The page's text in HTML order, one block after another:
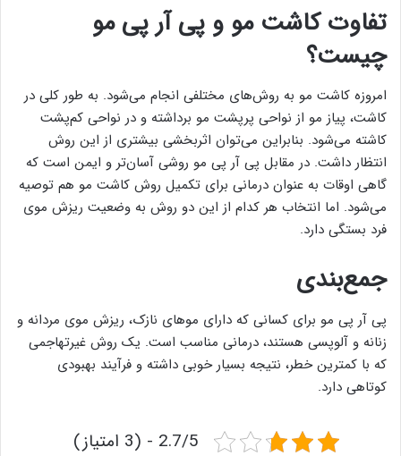
تفاوت کاشت مو و پی آر پی مو
چیست؟
امروزه کاشت مو به روش‌های مختلفی انجام می‌شود. به طور کلی در
کاشت، پیاز مو از نواحی پرپشت مو برداشته و در نواحی کم‌پشت
کاشته می‌شود. بنابراین می‌توان اثربخشی بیشتری از این روش
انتظار داشت. در مقابل پی آر پی مو روشی آسان‌تر و ایمن است که
گاهی اوقات به عنوان درمانی برای تکمیل روش کاشت مو هم توصیه
می‌شود. اما انتخاب هر کدام از این دو روش به وضعیت ریزش موی
فرد بستگی دارد.
جمع‌بندی
پی آر پی مو برای کسانی که دارای موهای نازک، ریزش موی مردانه و
زنانه و آلوپسی هستند، درمانی مناسب است. یک روش غیرتهاجمی
که با کمترین خطر، نتیجه بسیار خوبی داشته و فرآیند بهبودی
کوتاهی دارد.
2.7/5 - (3 امتیاز)